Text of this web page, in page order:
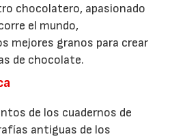
chocolatero, apasionado
el mundo,
mejores granos para crear
de chocolate.
de los cuadernos de
antiguas de los